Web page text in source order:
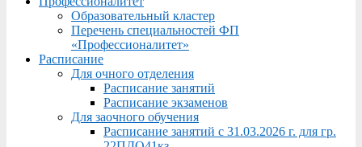
Образовательный кластер
Перечень специальностей ФП
«Профессионалитет»
Расписание
Для очного отделения
Расписание занятий
Расписание экзаменов
Для заочного обучения
Расписание занятий с 31.03.2026 г. для гр.